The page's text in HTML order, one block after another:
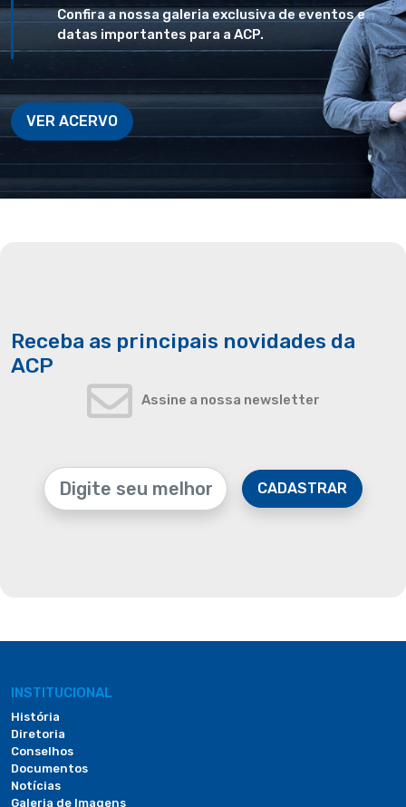
Confira a nossa galeria exclusiva de eventos e
datas importantes para a ACP.
VER ACERVO
Receba as principais novidades da
ACP
Assine a nossa newsletter
CADASTRAR
INSTITUCIONAL
História
Diretoria
Conselhos
Documentos
Notícias
Galeria de Imagens